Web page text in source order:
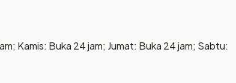
Kamis: Buka 24 jam; Jumat: Buka 24 jam; Sabtu: